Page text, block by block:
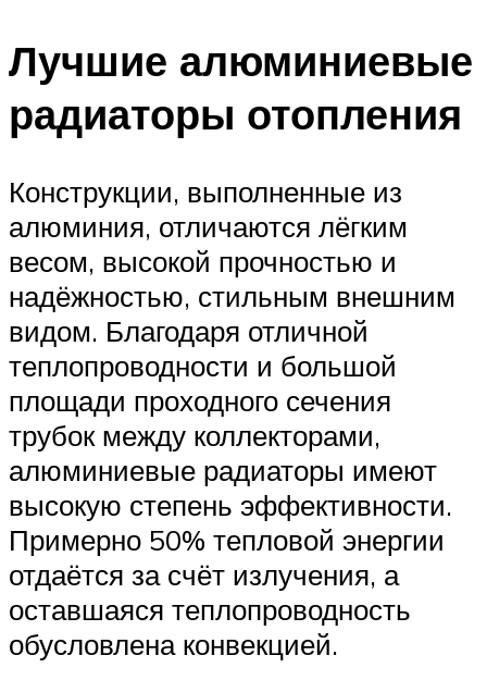
Лучшие алюминиевые
радиаторы отопления
Конструкции, выполненные из
алюминия, отличаются лёгким
весом, высокой прочностью и
надёжностью, стильным внешним
видом. Благодаря отличной
теплопроводности и большой
площади проходного сечения
трубок между коллекторами,
алюминиевые радиаторы имеют
высокую степень эффективности.
Примерно 50% тепловой энергии
отдаётся за счёт излучения, а
оставшаяся теплопроводность
обусловлена конвекцией.